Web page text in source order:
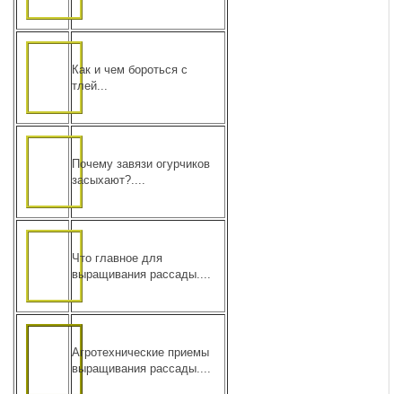
Как и чем бороться с
тлей...
Почему завязи огурчиков
засыхают?....
Что главное для
выращивания рассады....
Агротехнические приемы
выращивания рассады....